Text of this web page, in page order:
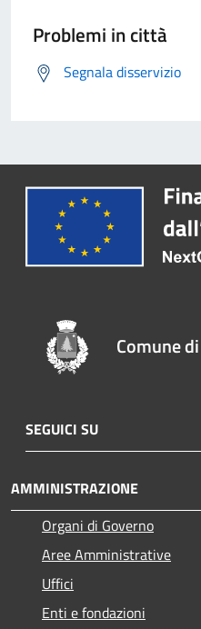
Problemi in città
Segnala disservizio
Comune
SEGUICI SU
AMMINISTRAZIONE
Organi di Governo
Aree Amministrative
Uffici
Enti e fondazioni